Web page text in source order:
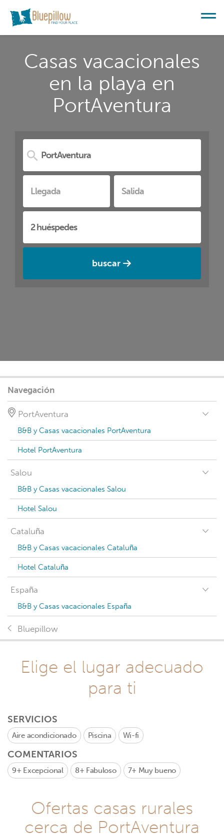
Casas vacacionales
en la playa en
PortAventura
buscar
Navegación
PortAventura
B&B y Casas vacacionales PortAventura
Hotel PortAventura
Salou
B&B y Casas vacacionales Salou
Hotel Salou
Cataluña
B&B y Casas vacacionales Cataluña
Hotel Cataluña
España
B&B y Casas vacacionales España
Bluepillow
Elige el lugar adecuado
para ti
SERVICIOS
Aire acondicionado Piscina Wi-fi
COMENTARIOS
9+ Excepcional 8+ Fabuloso 7+ Muy bueno
Ofertas casas rurales
cerca de PortAventura